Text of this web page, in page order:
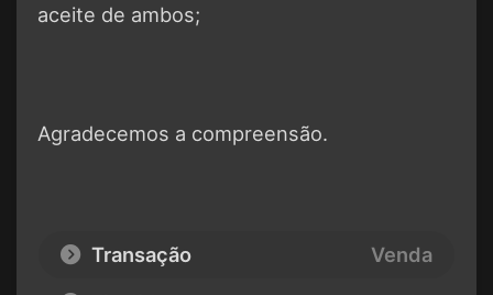
aceite de ambos;
Agradecemos a compreensão.
Transação
Venda